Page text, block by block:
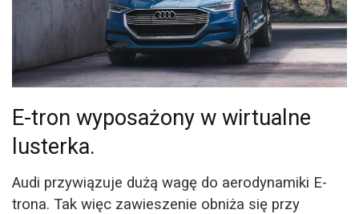
E-tron wyposażony w wirtualne
lusterka.
Audi przywiązuje dużą wagę do aerodynamiki E-
trona. Tak więc zawieszenie obniża się przy